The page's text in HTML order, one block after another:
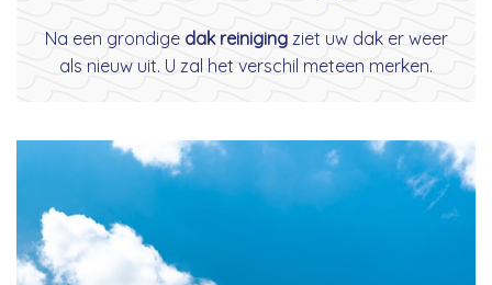
Na een grondige dak reinigingziet uw dak er weer
als nieuw uit. U zal het verschil meteen merken.